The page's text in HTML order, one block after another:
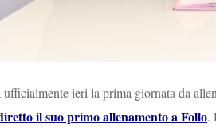
ieri la prima giornata da
il suo primo allenamento a Follo.